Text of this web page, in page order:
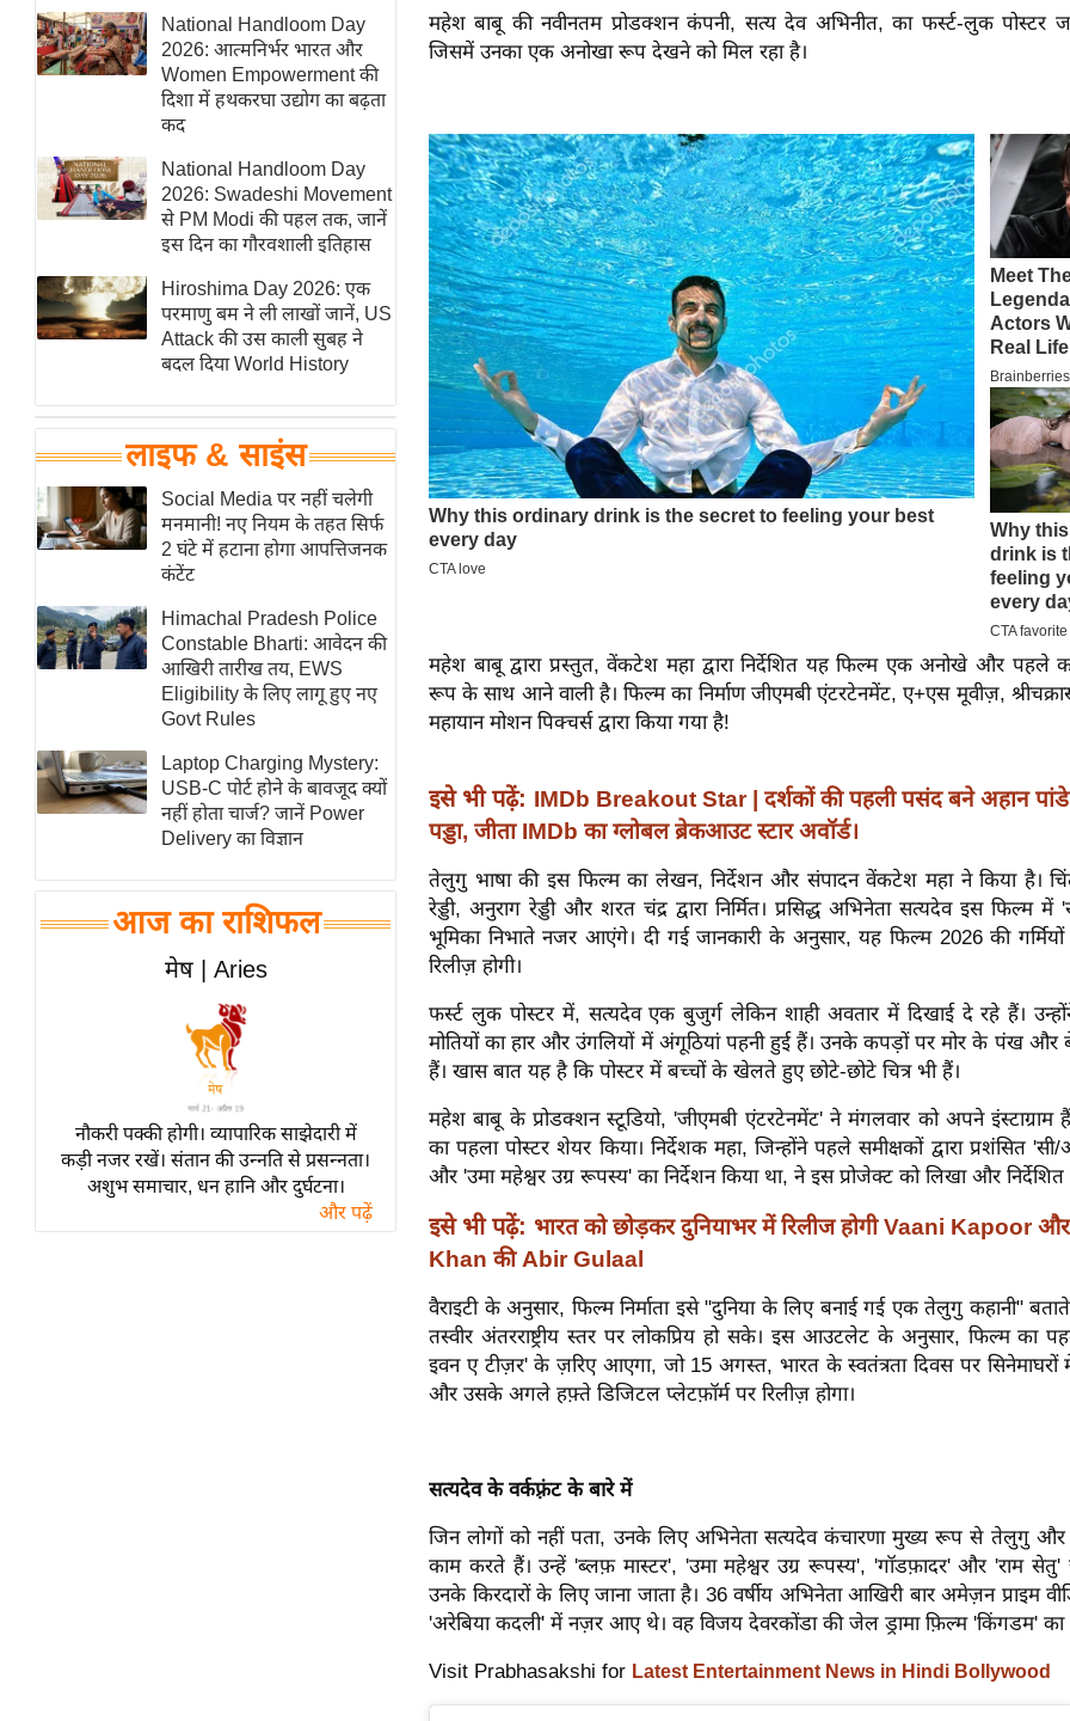
ऑटो वर्ल्ड
न्यूज ब्रीफ
मनोरंजन जगत
बॉलीवुड
हॉलीवुड
फिल्म समीक्षा
Breaking
News
लाइफस्टाइल
टेक्नॉलॉजी
घरेलू नुस्खे
पर्यटन स्थल
फिटनेस मंत्रा
रिलेशनशिप
राजनीति
विश्लेषण
समसामयिक
मातृभूमि
एम.
आर.
आई.
समीक्षा
धर्म
ज्योतिष
त्योहार
राशिफल
विशेष
विश्लेषण
National Handloom Day
2026: आत्मनिर्भर भारत और
Women Empowerment की
दिशा में हथकरघा उद्योग का बढ़ता
कद
National Handloom Day
2026: Swadeshi Movement
से PM Modi की पहल तक, जानें
इस दिन का गौरवशाली इतिहास
Hiroshima Day 2026: एक
परमाणु बम ने ली लाखों जानें, US
Attack की उस काली सुबह ने
बदल दिया World History
लाइफ & साइंस
Social Media पर नहीं चलेगी
मनमानी! नए नियम के तहत सिर्फ
2 घंटे में हटाना होगा आपत्तिजनक
कंटेंट
Himachal Pradesh Police
Constable Bharti: आवेदन की
आखिरी तारीख तय, EWS
Eligibility के लिए लागू हुए नए
Govt Rules
Laptop Charging Mystery:
USB-C पोर्ट होने के बावजूद क्यों
नहीं होता चार्ज? जानें Power
Delivery का विज्ञान
आज का राशिफल
मेष | Aries
नौकरी पक्की होगी। व्यापारिक साझेदारी में
कड़ी नजर रखें। संतान की उन्नति से प्रसन्नता।
अशुभ समाचार, धन हानि और दुर्घटना।
और पढ़ें
महेश बाबू की नवीनतम प्रोडक्शन कंपनी, सत्य देव अभिनीत, का फर्स्ट-लुक पोस्टर
जिसमें उनका एक अनोखा रूप देखने को मिल रहा है।
महेश बाबू द्वारा प्रस्तुत, वेंकटेश महा द्वारा निर्देशित यह फिल्म एक अनोखे और
रूप के साथ आने वाली है। फिल्म का निर्माण जीएमबी एंटरटेनमेंट, ए+एस मूवीज़,
महायान मोशन पिक्चर्स द्वारा किया गया है!
इसे भी पढ़ें: IMDb Breakout Star | दर्शकों की पहली पसंद बने अहान
पड्डा, जीता IMDb का ग्लोबल ब्रेकआउट स्टार अवॉर्ड।
तेलुगु भाषा की इस फिल्म का लेखन, निर्देशन और संपादन वेंकटेश महा ने किया है।
रेड्डी, अनुराग रेड्डी और शरत चंद्र द्वारा निर्मित। प्रसिद्ध अभिनेता सत्यदेव इस फिल्म में
भूमिका निभाते नजर आएंगे। दी गई जानकारी के अनुसार, यह फिल्म 2026 की
रिलीज़ होगी।
फर्स्ट लुक पोस्टर में, सत्यदेव एक बुजुर्ग लेकिन शाही अवतार में दिखाई दे रहे हैं।
मोतियों का हार और उंगलियों में अंगूठियां पहनी हुई हैं। उनके कपड़ों पर मोर के पंख और
हैं। खास बात यह है कि पोस्टर में बच्चों के खेलते हुए छोटे-छोटे चित्र भी हैं।
महेश बाबू के प्रोडक्शन स्टूडियो, 'जीएमबी एंटरटेनमेंट' ने मंगलवार को अपने
का पहला पोस्टर शेयर किया। निर्देशक महा, जिन्होंने पहले समीक्षकों द्वारा प्रशंसित
और 'उमा महेश्वर उग्र रूपस्य' का निर्देशन किया था, ने इस प्रोजेक्ट को लिखा और निर्देशित
इसे भी पढ़ें: भारत को छोड़कर दुनियाभर में रिलीज होगी Vaani Kapoor
Khan की Abir Gulaal
वैराइटी के अनुसार, फिल्म निर्माता इसे "दुनिया के लिए बनाई गई एक तेलुगु कहानी"
तस्वीर अंतरराष्ट्रीय स्तर पर लोकप्रिय हो सके।इस आउटलेट के अनुसार, फिल्म का
इवन ए टीज़र' के ज़रिए आएगा, जो 15 अगस्त, भारत के स्वतंत्रता दिवस पर सिनेमाघरों
और उसके अगले हफ़्ते डिजिटल प्लेटफ़ॉर्म पर रिलीज़ होगा।
सत्यदेव के वर्कफ़्रंट के बारे में
जिन लोगों को नहीं पता, उनके लिए अभिनेता सत्यदेव कंचारणा मुख्य रूप से तेलुगु और
काम करते हैं। उन्हें 'ब्लफ़ मास्टर', 'उमा महेश्वर उग्र रूपस्य', 'गॉडफ़ादर' और 'राम सेतु'
उनके किरदारों के लिए जाना जाता है। 36 वर्षीय अभिनेता आखिरी बार अमेज़न प्राइम
'अरेबिया कदली' में नज़र आए थे। वह विजय देवरकोंडा की जेल ड्रामा फ़िल्म 'किंगडम' का
Visit Prabhasakshi for Latest Entertainment News in Hindi Bollywood